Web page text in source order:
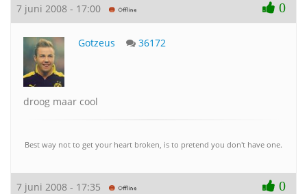
7 juni 2008 - 17:00 0
Gotzeus 36172
droog maar cool
Best way not to get your heart broken, is to pretend you don't have one.
7 juni 2008 - 17:35 0